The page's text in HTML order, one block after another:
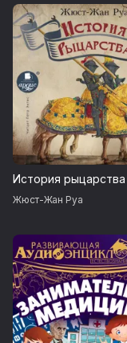
История рыцарства
Жюст-Жан Руа